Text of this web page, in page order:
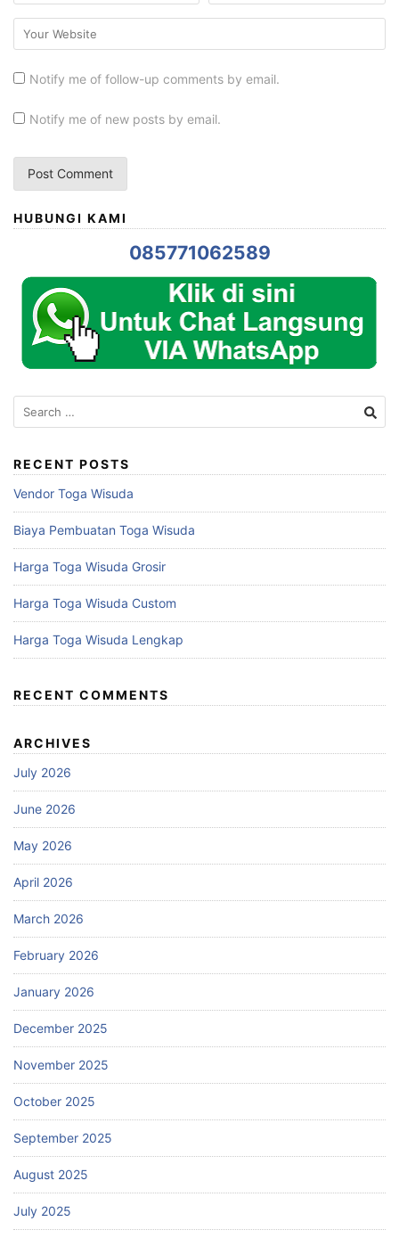
Notify me of follow-up comments by email.
Notify me of new posts by email.
HUBUNGI KAMI
085771062589
Search
for:
RECENT POSTS
Vendor Toga Wisuda
Biaya Pembuatan Toga Wisuda
Harga Toga Wisuda Grosir
Harga Toga Wisuda Custom
Harga Toga Wisuda Lengkap
RECENT COMMENTS
ARCHIVES
July 2026
June 2026
May 2026
April 2026
March 2026
February 2026
January 2026
December 2025
November 2025
October 2025
September 2025
August 2025
July 2025